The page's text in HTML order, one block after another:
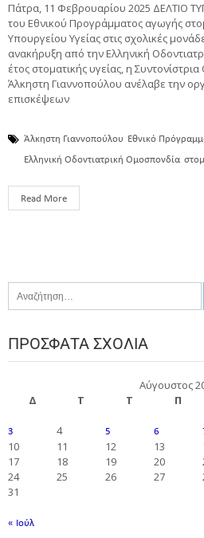
Πάτρα, 11 Φεβρουαρίου 2025 ΔΕΛΤΙΟ
του Εθνικού Προγράμματος αγωγής
Υπουργείου Υγείας στις σχολικές
ανακήρυξη από την Ελληνική
έτος στοματικής υγείας, η
Άλκηστη Γιαννοπούλου ανέλαβε την
επισκέψεων
Άλκηστη Γιαννοπούλου
Εθνικό
Ελληνική Οδοντιατρική Ομοσπονδία
Read More
ΠΡΌΣΦΑΤΑ ΣΧΌΛΙΑ
Αύγουστος
Δ
Τ Τ Π
3 4 5 6
10
11 12 13
17
18 19 20
24
25 26 27
31
« Ιούλ